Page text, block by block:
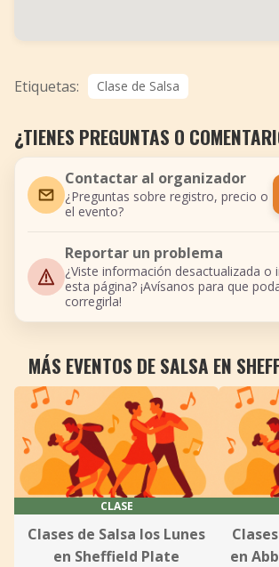
Etiquetas: Clase de Salsa
¿TIENES PREGUNTAS O
Contactar al organizador
¿Preguntas sobre registro, precio o
el evento?
Reportar un problema
¿Viste información desactualizada o
esta página? ¡Avísanos para que
corregirla!
MÁS EVENTOS DE SALSA EN
CLASE
Clases de Salsa los Lunes
en Sheffield Plate
en